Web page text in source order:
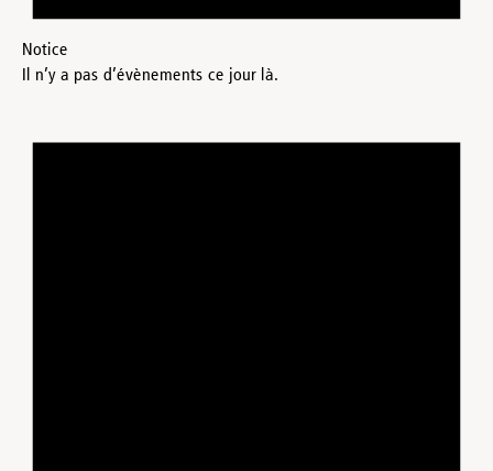
Notice
Il n’y a pas d’évènements ce jour là.